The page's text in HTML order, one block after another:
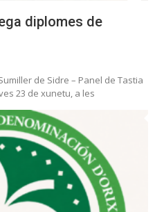
diplomes de
de Sidre – Panel de Tastia
23 de xunetu, a les